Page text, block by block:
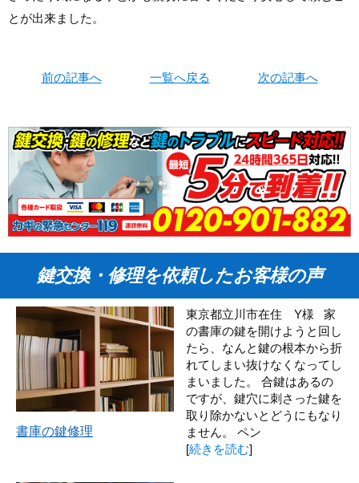
とが出来ました。
前の記事へ 一覧へ戻る 次の記事へ
鍵交換・修理を依頼したお客様の声
書庫の鍵修理
東京都立川市在住 Y様 家
の書庫の鍵を開けようと回し
たら、なんと鍵の根本から折
れてしまい抜けなくなってし
まいました。 合鍵はあるの
ですが、鍵穴に刺さった鍵を
取り除かないとどうにもなり
ません。 ペン
[続きを読む]